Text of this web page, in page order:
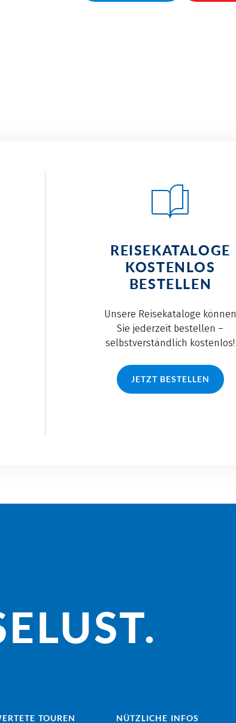
REISEKATALOGE
KOSTENLOS
BESTELLEN
Unsere Reisekataloge können
Sie jederzeit bestellen –
selbstverständlich kostenlos!
JETZT BESTELLEN
TOUREN NÜTZLICHE INFOS